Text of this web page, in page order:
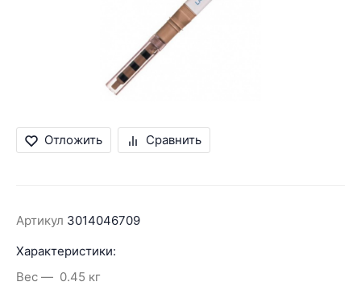
Отложить Сравнить
Артикул 3014046709
Характеристики:
Вес
0.45 кг